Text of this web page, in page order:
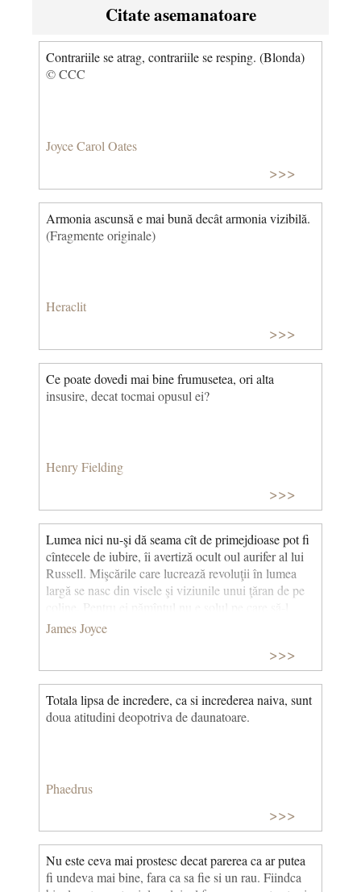
Citate asemanatoare
Contrariile se atrag, contrariile se resping. (Blonda)
© CCC
Joyce Carol Oates
>>>
Armonia ascunsă e mai bună decât armonia vizibilă.
(Fragmente originale)
Heraclit
>>>
Ce poate dovedi mai bine frumusetea, ori alta
insusire, decat tocmai opusul ei?
Henry Fielding
>>>
Lumea nici nu-şi dă seama cît de primejdioase pot fi
cîntecele de iubire, îi avertiză ocult oul aurifer al lui
Russell. Mişcările care lucrează revoluţii în lumea
largă se nasc din visele şi viziunile unui ţăran de pe
coline. Pentru ei pămîntul nu e solul pe care să-l
exploatezi, ci mama vie şi iubitoare. Aerul rarefiat al
academiei şi al arenei produce cîte un roman de şase
parale, cîntecelul de cabaret, şi Franţa dă floarea cea
mai de preţ a corupţiei în Mallarme, însă viaţa ce se
cuvine s-o rîvnim li se revelează doar celor săraci cu
Duhul, viaţa feacilor lui Homer. (Ulise)
James Joyce
>>>
Totala lipsa de incredere, ca si increderea naiva, sunt
doua atitudini deopotriva de daunatoare.
Phaedrus
>>>
Nu este ceva mai prostesc decat parerea ca ar putea
fi undeva mai bine, fara ca sa fie si un rau. Fiindca